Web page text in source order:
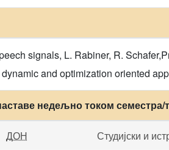
signals, L. Rabiner, R.
and optimization oriented
недељно током
ДОН Студијски и